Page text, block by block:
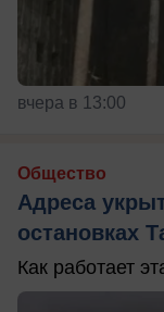
вчера в 13:00
Общество
Адреса
остановках
Как работает